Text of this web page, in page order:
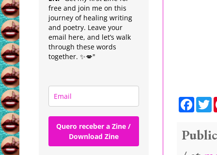
F
a
c
b
o
i
t
e
free and join me on this
journey of healing writing
and poetry. Leave your
email here, and let’s walk
through these words
together. ✨💋"
Quero receber a Zine /
Download Zine